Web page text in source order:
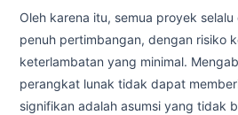
Oleh karena itu, semua proyek
penuh pertimbangan, dengan risiko
keterlambatan yang minimal.
perangkat lunak tidak dapat
signifikan adalah asumsi yang tidak